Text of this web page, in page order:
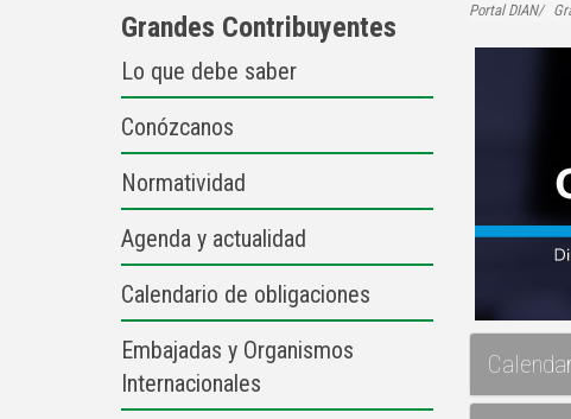
Grandes Contribuyentes
Lo que debe saber
Conózcanos
Normatividad
Agenda y actualidad
Calendario de obligaciones
Embajadas y Organismos
Internacionales
Portal DIAN